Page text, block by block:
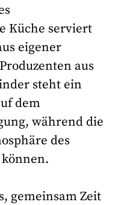
Küche serviert
eigener
aus
steht ein
dem
während die
des
gemeinsam Zeit